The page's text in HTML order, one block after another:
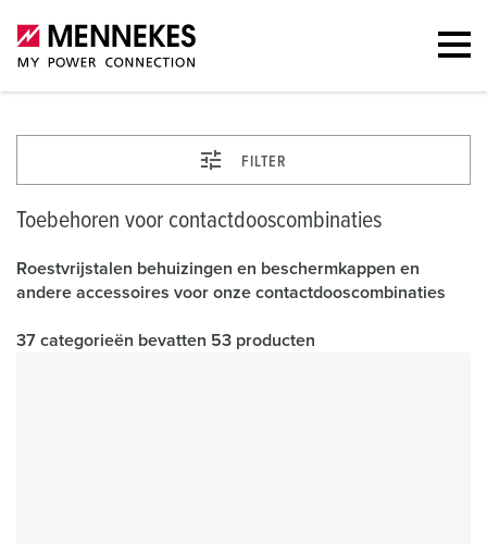
FILTER
Toebehoren voor contactdooscombinaties
Roestvrijstalen behuizingen en beschermkappen en
andere accessoires voor onze contactdooscombinaties
37 categorieën bevatten 53 producten